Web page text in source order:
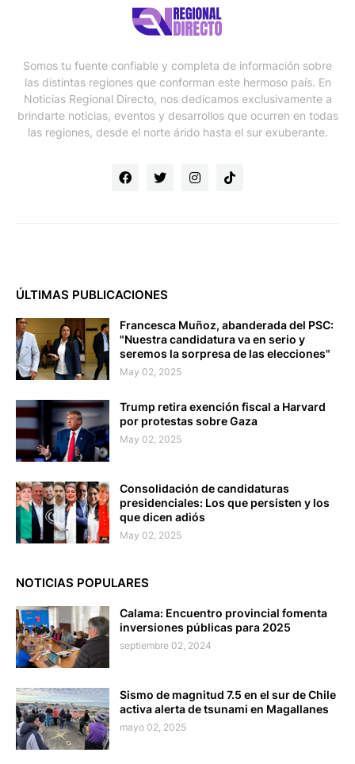
Somos tu fuente confiable y completa de información sobre
las distintas regiones que conforman este hermoso país. En
Noticias Regional Directo, nos dedicamos exclusivamente a
brindarte noticias, eventos y desarrollos que ocurren en todas
las regiones, desde el norte árido hasta el sur exuberante.
ÚLTIMAS PUBLICACIONES
Francesca Muñoz, abanderada del PSC:
"Nuestra candidatura va en serio y
seremos la sorpresa de las elecciones"
May 02, 2025
Trump retira exención fiscal a Harvard
por protestas sobre Gaza
May 02, 2025
Consolidación de candidaturas
presidenciales: Los que persisten y los
que dicen adiós
May 02, 2025
NOTICIAS POPULARES
Calama: Encuentro provincial fomenta
inversiones públicas para 2025
septiembre 02, 2024
Sismo de magnitud 7.5 en el sur de Chile
activa alerta de tsunami en Magallanes
mayo 02, 2025